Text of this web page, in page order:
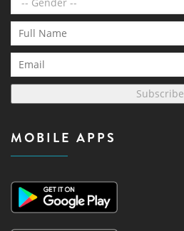
Subscribe
MOBILE APPS